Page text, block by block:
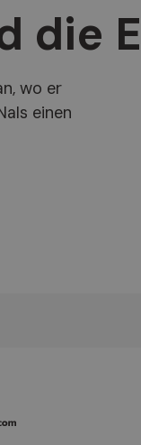
die
wo er
einen